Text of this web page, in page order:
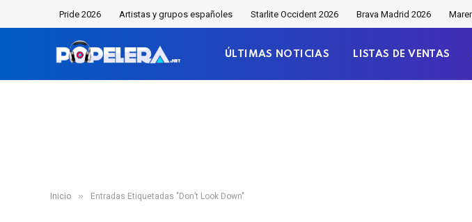
Pride 2026 Artistas y grupos españoles Starlite Occident 2026 Brava Madrid 2026
ÚLTIMAS NOTICIAS LISTAS DE VENTAS
Inicio » Entradas Etiquetadas "Don’t Look Down"